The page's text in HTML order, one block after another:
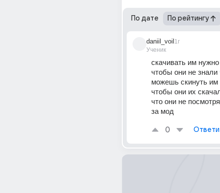
По дате По рейтингу
daniil_voil
Ученик
1г
скачивать им
чтобы они не
можешь скинуть им
чтобы они их
что они не
за мод
0